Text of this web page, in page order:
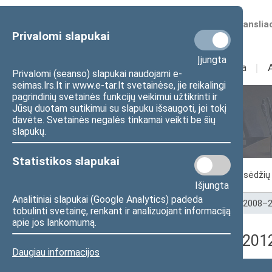
Privalomi slapukai
Įjungta
Privalomi (seanso) slapukai naudojami e-
seimas.lrs.lt ir www.e-tar.lt svetainėse, jie reikalingi
pagrindinių svetainės funkcijų veikimui užtikrinti ir
Jūsų duotam sutikimui su slapuku išsaugoti, jei tokį
davėte. Svetainės negalės tinkamai veikti be šių
slapukų.
Statistikos slapukai
Išjungta
Analitiniai slapukai (Google Analytics) padeda
tobulinti svetainę, renkant ir analizuojant informaciją
apie jos lankomumą.
Daugiau informacijos
Numatomos
Sudėtis Veikla I
Seimo posėdžiai
Posėdžiai
Pradžia>Seimo posėdžiai>Kadencijos
7 neeilinė Seimo sesija